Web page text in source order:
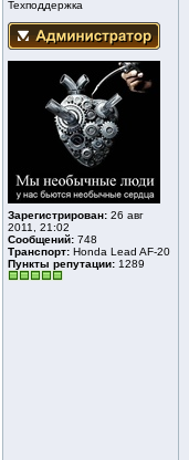
Техподдержка
Зарегистрирован: 26 авг
2011, 21:02
Сообщений: 748
Транспорт: Honda Lead AF-20
Пункты репутации: 1289